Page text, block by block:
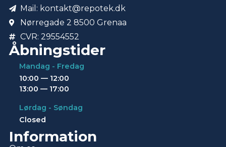
Mail: kontakt@repotek.dk
Nørregade 2 8500 Grenaa
CVR: 29554552
Åbningstider
Mandag - Fredag
10:00 — 12:00
13:00 — 17:00
Lørdag - Søndag
Closed
Information